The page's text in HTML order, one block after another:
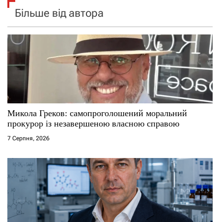
Більше від автора
Микола Греков: самопроголошений моральний
прокурор із незавершеною власною справою
7 Серпня, 2026